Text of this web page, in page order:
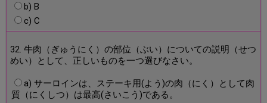
b) B
c) C
32. 牛肉（ぎゅうにく）の部位（ぶい）についての説明（せつ
めい）として、正しいものを一つ選びなさい。
a) サーロインは、ステーキ用(よう)の肉（にく）として肉
質（にくしつ）は最高(さいこう)である。